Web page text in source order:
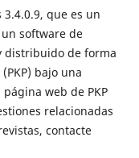
que es un
software de
distribuido de forma
bajo una
web de PKP
relacionadas
contacte